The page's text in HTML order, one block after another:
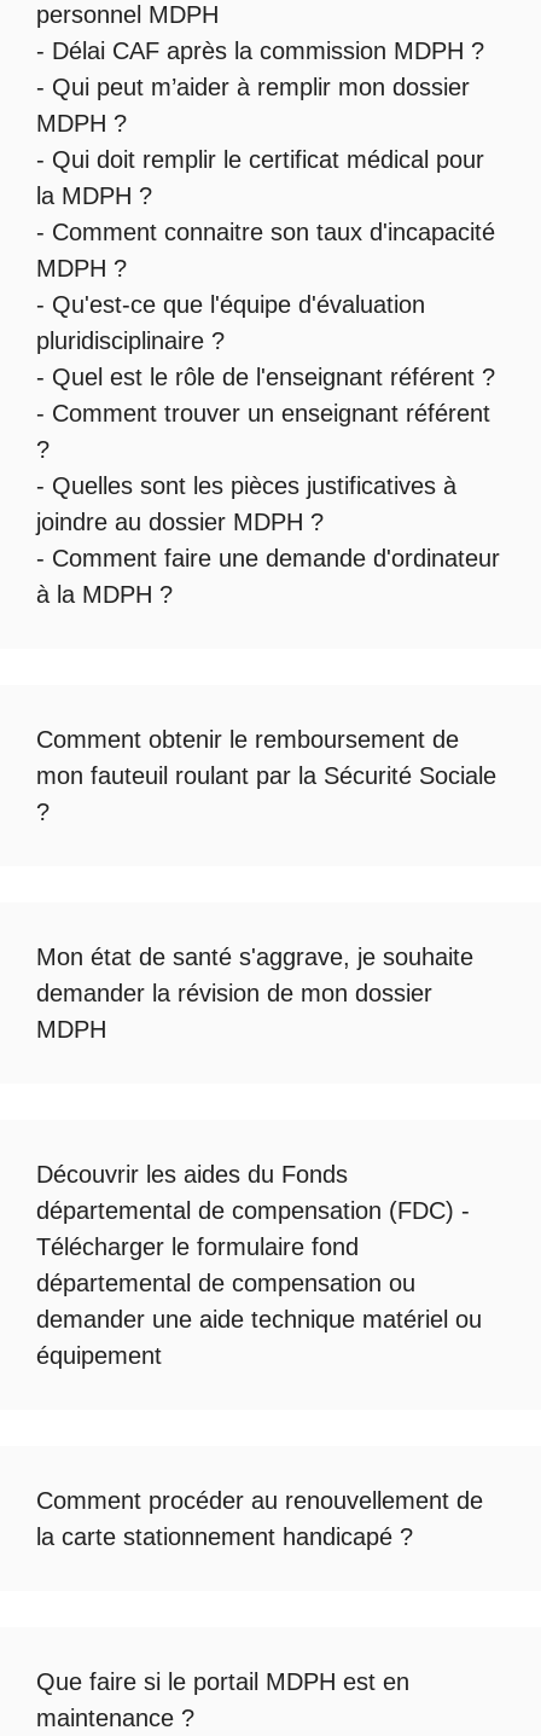
personnel MDPH
- Délai CAF après la commission MDPH ?
- Qui peut m’aider à remplir mon dossier
MDPH ?
- Qui doit remplir le certificat médical pour
la MDPH ?
- Comment connaitre son taux d'incapacité
MDPH ?
- Qu'est-ce que l'équipe d'évaluation
pluridisciplinaire ?
- Quel est le rôle de l'enseignant référent ?
- Comment trouver un enseignant référent
?
- Quelles sont les pièces justificatives à
joindre au dossier MDPH ?
- Comment faire une demande d'ordinateur
à la MDPH ?
Comment obtenir le remboursement de
mon fauteuil roulant par la Sécurité Sociale
?
Mon état de santé s'aggrave, je souhaite
demander la révision de mon dossier
MDPH
Découvrir les aides du Fonds
départemental de compensation (FDC) -
Télécharger le formulaire fond
départemental de compensation ou
demander une aide technique matériel ou
équipement
Comment procéder au renouvellement de
la carte stationnement handicapé ?
Que faire si le portail MDPH est en
maintenance ?